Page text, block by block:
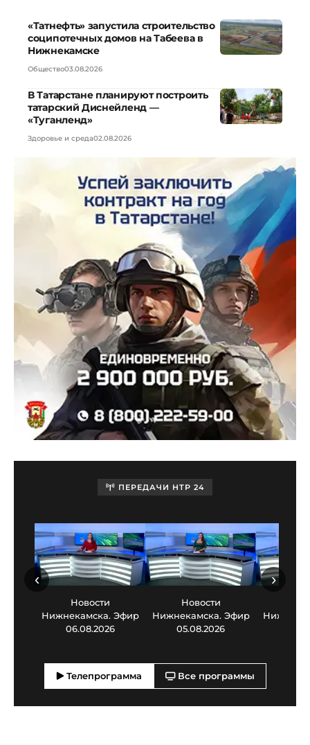
«Татнефть» запустила строительство
соципотечных домов на Табеева в
Нижнекамске
Общество03.08.2026
В Татарстане планируют построить
татарский Диснейленд —
«Туганленд»
Здоровье и среда02.08.2026
ПЕРЕДАЧИ НТР 24
Новости
Нижнекамска. Эфир
06.08.2026
Новости
Нижнекамска. Эфир
05.08.2026
‹ ›
Телепрограмма Все программы